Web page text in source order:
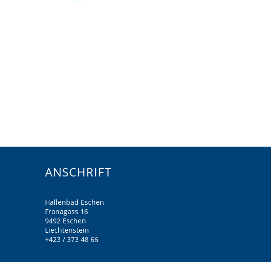
ANSCHRIFT
Hallenbad Eschen
Fronagass 16
9492 Eschen
Liechtenstein
+423 / 373 48 66